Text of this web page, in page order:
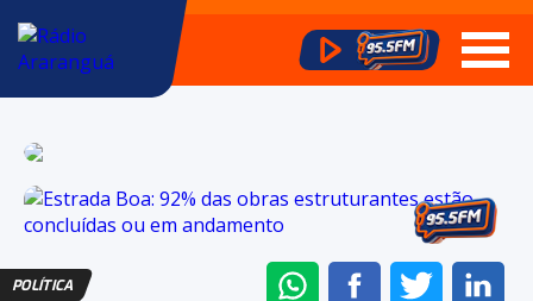
POLÍTICA
ENVIAR
COMPARTILHAR